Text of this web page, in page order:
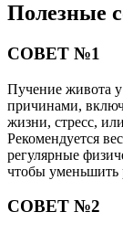
Полезные
СОВЕТ №1
Пучение живота
причинами,
жизни, стресс,
Рекомендуется
регулярные
чтобы уменьшить
СОВЕТ №2